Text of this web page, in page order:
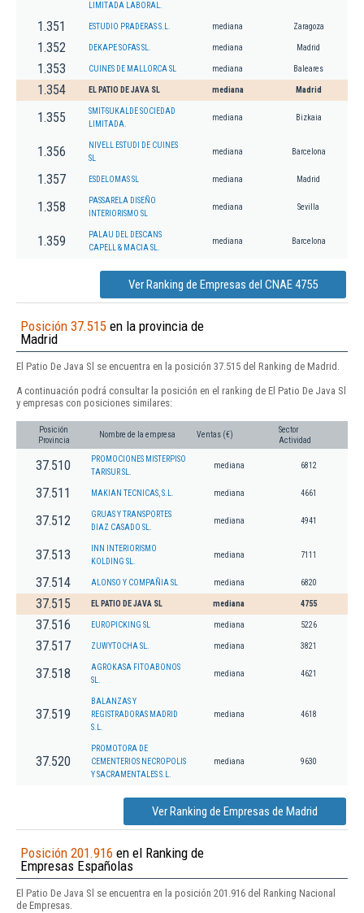
LIMITADA LABORAL.
1.351 ESTUDIO PRADERAS S.L. mediana Zaragoza
1.352 DEKAPE SOFAS SL. mediana Madrid
1.353 CUINES DE MALLORCA SL mediana Baleares
1.354 EL PATIO DE JAVA SL mediana Madrid
1.355
SMIT-SUKALDE SOCIEDAD
LIMITADA.
mediana Bizkaia
1.356
NIVELL ESTUDI DE CUINES
SL
mediana Barcelona
1.357 ESDELOMAS SL mediana Madrid
1.358
PASSARELA DISEÑO
INTERIORISMO SL
mediana Sevilla
1.359
PALAU DEL DESCANS
CAPELL & MACIA SL.
mediana Barcelona
Ver Ranking de Empresas del CNAE 4755
Posición 37.515 en la provincia de
Madrid
El Patio De Java Sl se encuentra en la posición 37.515 del Ranking de Madrid.
A continuación podrá consultar la posición en el ranking de El Patio De Java Sl
y empresas con posiciones similares:
Posición
Provincia
Nombre de la empresa Ventas (€)
Sector
Actividad
37.510
PROMOCIONES MISTERPISO
TARISUR SL.
mediana 6812
37.511 MAKIAN TECNICAS, S.L. mediana 4661
37.512
GRUAS Y TRANSPORTES
DIAZ CASADO SL.
mediana 4941
37.513
INN INTERIORISMO
KOLDING SL.
mediana 7111
37.514 ALONSO Y COMPAÑIA SL mediana 6820
37.515 EL PATIO DE JAVA SL mediana 4755
37.516 EUROPICKING SL mediana 5226
37.517 ZUWYTOCHA SL. mediana 3821
37.518
AGROKASA FITOABONOS
SL.
mediana 4621
37.519
BALANZAS Y
REGISTRADORAS MADRID
S.L.
mediana 4618
37.520
PROMOTORA DE
CEMENTERIOS NECROPOLIS
Y SACRAMENTALES S.L.
mediana 9630
Ver Ranking de Empresas de Madrid
Posición 201.916 en el Ranking de
Empresas Españolas
El Patio De Java Sl se encuentra en la posición 201.916 del Ranking Nacional
de Empresas.